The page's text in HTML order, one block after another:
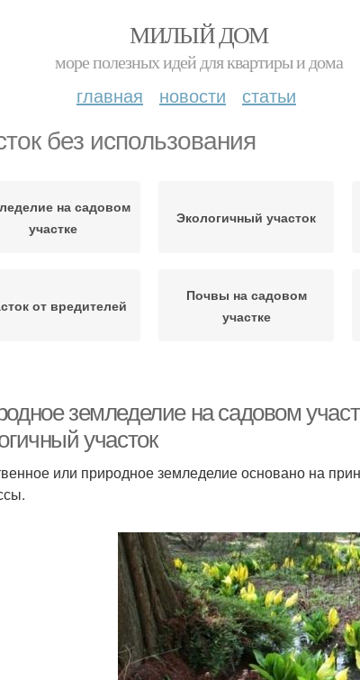
МИЛЫЙ ДОМ
море полезных идей для квартиры и дома
главная новости статьи
без использования
на садовом
участке
Экологичный участок
от вредителей
Почвы на садовом
участке
участкеземледелие на садовом
участок
или природное земледелие основано на